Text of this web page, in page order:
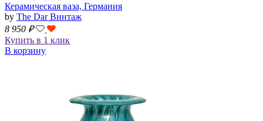
Керамическая ваза, Германия
by The Dar Винтаж
8 950 ₽
Купить в 1 клик
В корзину